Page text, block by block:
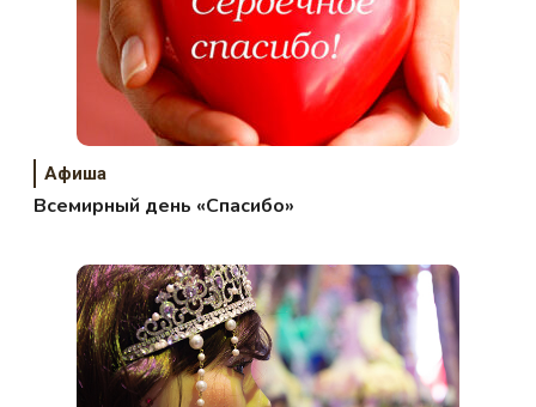
Афиша
Всемирный день «Спасибо»